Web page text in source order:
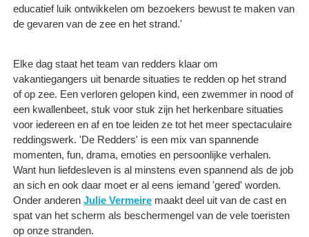
educatief luik ontwikkelen om bezoekers bewust te maken van
de gevaren van de zee en het strand.'
Elke dag staat het team van redders klaar om
vakantiegangers uit benarde situaties te redden op het strand
of op zee. Een verloren gelopen kind, een zwemmer in nood of
een kwallenbeet, stuk voor stuk zijn het herkenbare situaties
voor iedereen en af en toe leiden ze tot het meer spectaculaire
reddingswerk. 'De Redders' is een mix van spannende
momenten, fun, drama, emoties en persoonlijke verhalen.
Want hun liefdesleven is al minstens even spannend als de job
an sich en ook daar moet er al eens iemand 'gered' worden.
Onder anderen Julie Vermeire maakt deel uit van de cast en
spat van het scherm als beschermengel van de vele toeristen
op onze stranden.